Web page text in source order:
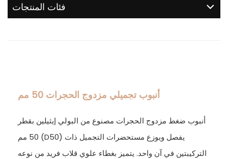
فئات المنتجات
أنبوب تجميلي مزدوج الحجرات 50 مم
أنبوب ضغط مزدوج الحجرات مصنوع من البولي إيثيلين بقطر
50 مم (D50) يفصل ويوزع مستحضرات التجميل ذات
التركيبتين في آن واحد. يتميز بغطاء علوي قلاب فريد من نوعه